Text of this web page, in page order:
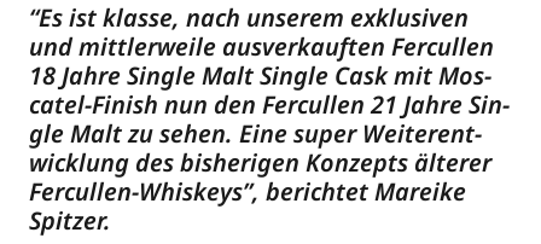
“Es ist klas­se, nach unse­rem exklu­si­ven
und mitt­ler­wei­le aus­ver­kauf­ten Fer­cul­len
18 Jah­re Sin­gle Malt Sin­gle Cask mit Mos­
ca­tel-Finish nun den Fer­cul­len 21 Jah­re Sin­
gle Malt zu sehen. Eine super Wei­ter­ent­
wick­lung des bis­he­ri­gen Kon­zepts älte­rer
Fer­cul­len-Whis­keys”, berich­tet Marei­ke
Spitzer.